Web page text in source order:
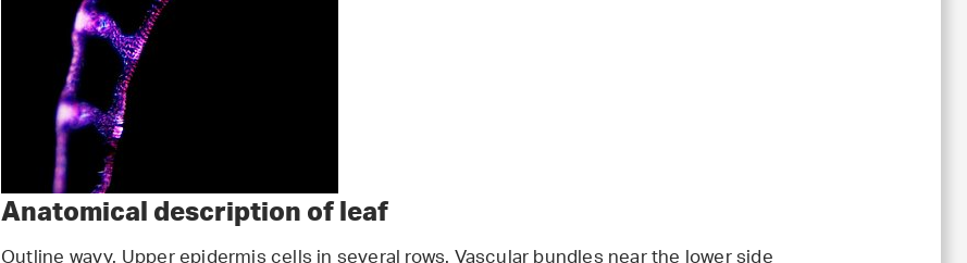
Anatomical description of leaf